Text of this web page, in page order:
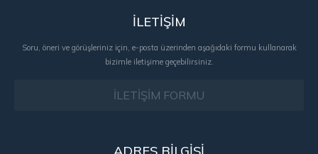
İLETİŞİM
Soru, öneri ve görüşleriniz için, e-posta üzerinden aşağıdaki formu kullanarak
bizimle iletişime geçebilirsiniz.
İLETİŞİM FORMU